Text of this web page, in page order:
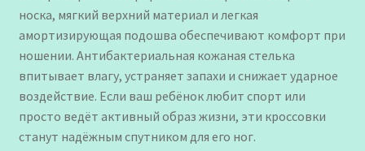
носка, мягкий верхний материал и легкая
амортизирующая подошва обеспечивают комфорт при
ношении. Антибактериальная кожаная стелька
впитывает влагу, устраняет запахи и снижает ударное
воздействие. Если ваш ребёнок любит спорт или
просто ведёт активный образ жизни, эти кроссовки
станут надёжным спутником для его ног.